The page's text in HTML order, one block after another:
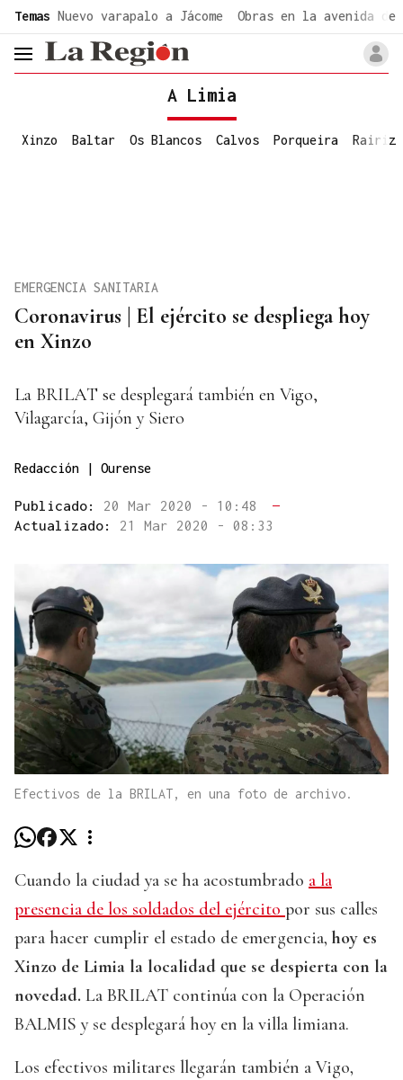
Temas Nuevo varapalo a Jácome Obras en la avenida de
header.menu.open
A Limia
Xinzo Baltar Os Blancos Calvos Porqueira Rairiz
Coronavirus | El ejército se despliega hoy
en Xinzo
EMERGENCIA SANITARIA
La BRILAT se desplegará también en Vigo,
Vilagarcía, Gijón y Siero
Redacción | Ourense
Publicado: 20 Mar 2020 - 10:48
—
Actualizado: 21 Mar 2020 - 08:33
Efectivos de la BRILAT, en una foto de archivo.
Cuando la ciudad ya se ha acostumbrado a la
presencia de los soldados del ejército por sus calles
para hacer cumplir el estado de emergencia, hoy es
Xinzo de Limia la localidad que se despierta con la
novedad. La BRILAT continúa con la Operación
BALMIS y se desplegará hoy en la villa limiana.
Los efectivos militares llegarán también a Vigo,